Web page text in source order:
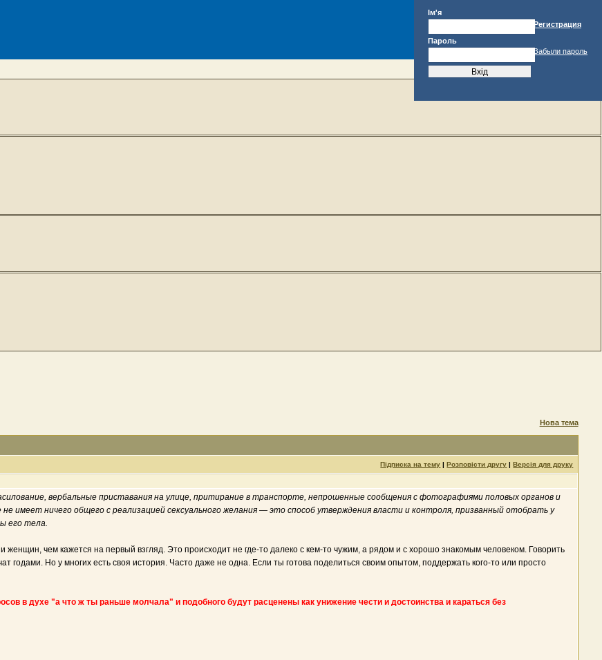
Ім'я
Пароль
Регистрация
Забыли пароль
Нова тема
Підписка на тему |Розповісти другу |Версія для друку
вербальные приставания на улице, притирание в транспорте, непрошенные сообщения с фотографиями половых органов и
имеет ничего общего с реализацией сексуального желания — это способ утверждения власти и контроля, призванный отобрать у
его тела.
чем кажется на первый взгляд. Это происходит не где-то далеко с кем-то чужим, а рядом и с хорошо знакомым человеком. Говорить
годами. Но у многих есть своя история. Часто даже не одна. Если ты готова поделиться своим опытом, поддержать кого-то или просто
в духе "а что ж ты раньше молчала" и подобного будут расценены как унижение чести и достоинства и караться без